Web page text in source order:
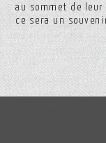
au sommet de
ce sera un